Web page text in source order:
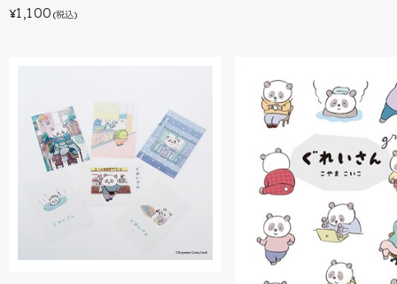
¥1,100 (税込)